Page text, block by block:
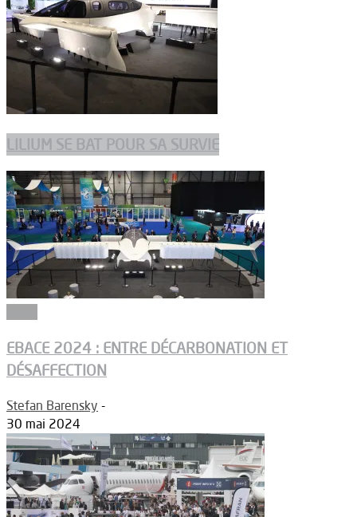
LILIUM SE BAT POUR SA SURVIE
EBACE 2024 : ENTRE DÉCARBONATION ET
DÉSAFFECTION
Stefan Barensky -
30 mai 2024